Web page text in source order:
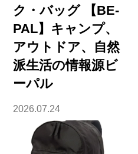
ク・バッグ 【BE-
PAL】キャンプ、
アウトドア、自然
派生活の情報源ビ
ーパル
2026.07.24